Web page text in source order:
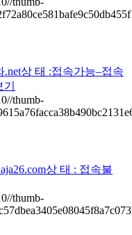
.net상 태 :접속가능–접속
상 태 : 접속불